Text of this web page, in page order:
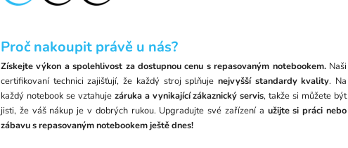
Proč nakoupit právě u nás?
Získejte výkon a spolehlivost za dostupnou cenu s repasovaným notebookem.Naši
certifikovaní technici zajišťují, že každý stroj splňuje nejvyšší standardy kvality. Na
každý notebook se vztahuje záruka a vynikající zákaznický servis, takže si můžete být
jisti, že váš nákup je v dobrých rukou. Upgradujte své zařízení a užijte si práci nebo
zábavu s repasovaným notebookem ještě dnes!